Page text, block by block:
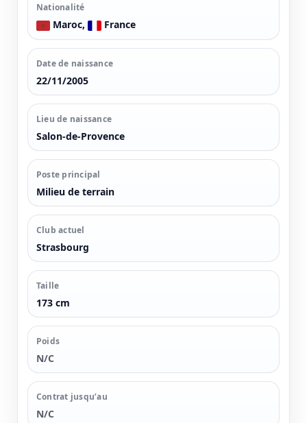
Nationalité
Maroc, France
Date de naissance
22/11/2005
Lieu de naissance
Salon-de-Provence
Poste principal
Milieu de terrain
Club actuel
Strasbourg
Taille
173 cm
Poids
N/C
Contrat jusqu’au
N/C